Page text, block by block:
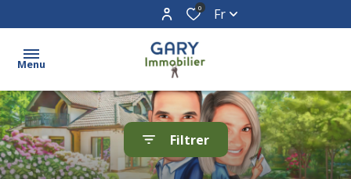
0 Fr
Menu
Acheter
Vendre
Filtrer